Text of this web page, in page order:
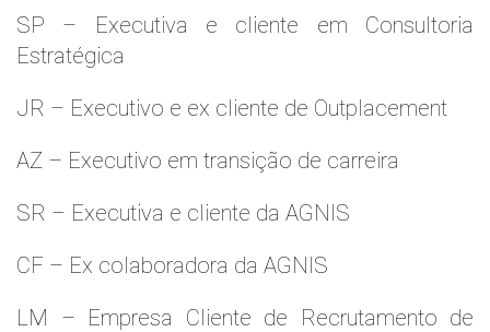
SP – Executiva e cliente em Consultoria
Estratégica
JR – Executivo e ex cliente de Outplacement
AZ – Executivo em transição de carreira
SR – Executiva e cliente da AGNIS
CF – Ex colaboradora da AGNIS
LM – Empresa Cliente de Recrutamento de